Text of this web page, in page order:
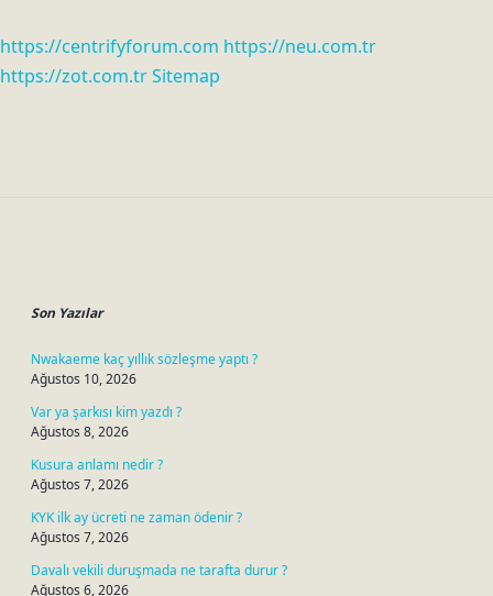
https://centrifyforum.com https://neu.com.tr
https://zot.com.trSitemap
Son Yazılar
Nwakaeme kaç yıllık sözleşme yaptı ?
Ağustos 10, 2026
Var ya şarkısı kim yazdı ?
Ağustos 8, 2026
Kusura anlamı nedir ?
Ağustos 7, 2026
KYK ilk ay ücreti ne zaman ödenir ?
Ağustos 7, 2026
Davalı vekili duruşmada ne tarafta durur ?
Ağustos 6, 2026